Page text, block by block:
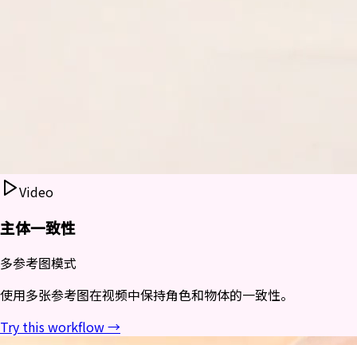
Video
主体一致性
多参考图模式
使用多张参考图在视频中保持角色和物体的一致性。
Try this workflow →